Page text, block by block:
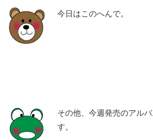
今日はこのへんで。
その他、今週発売のアル
す。